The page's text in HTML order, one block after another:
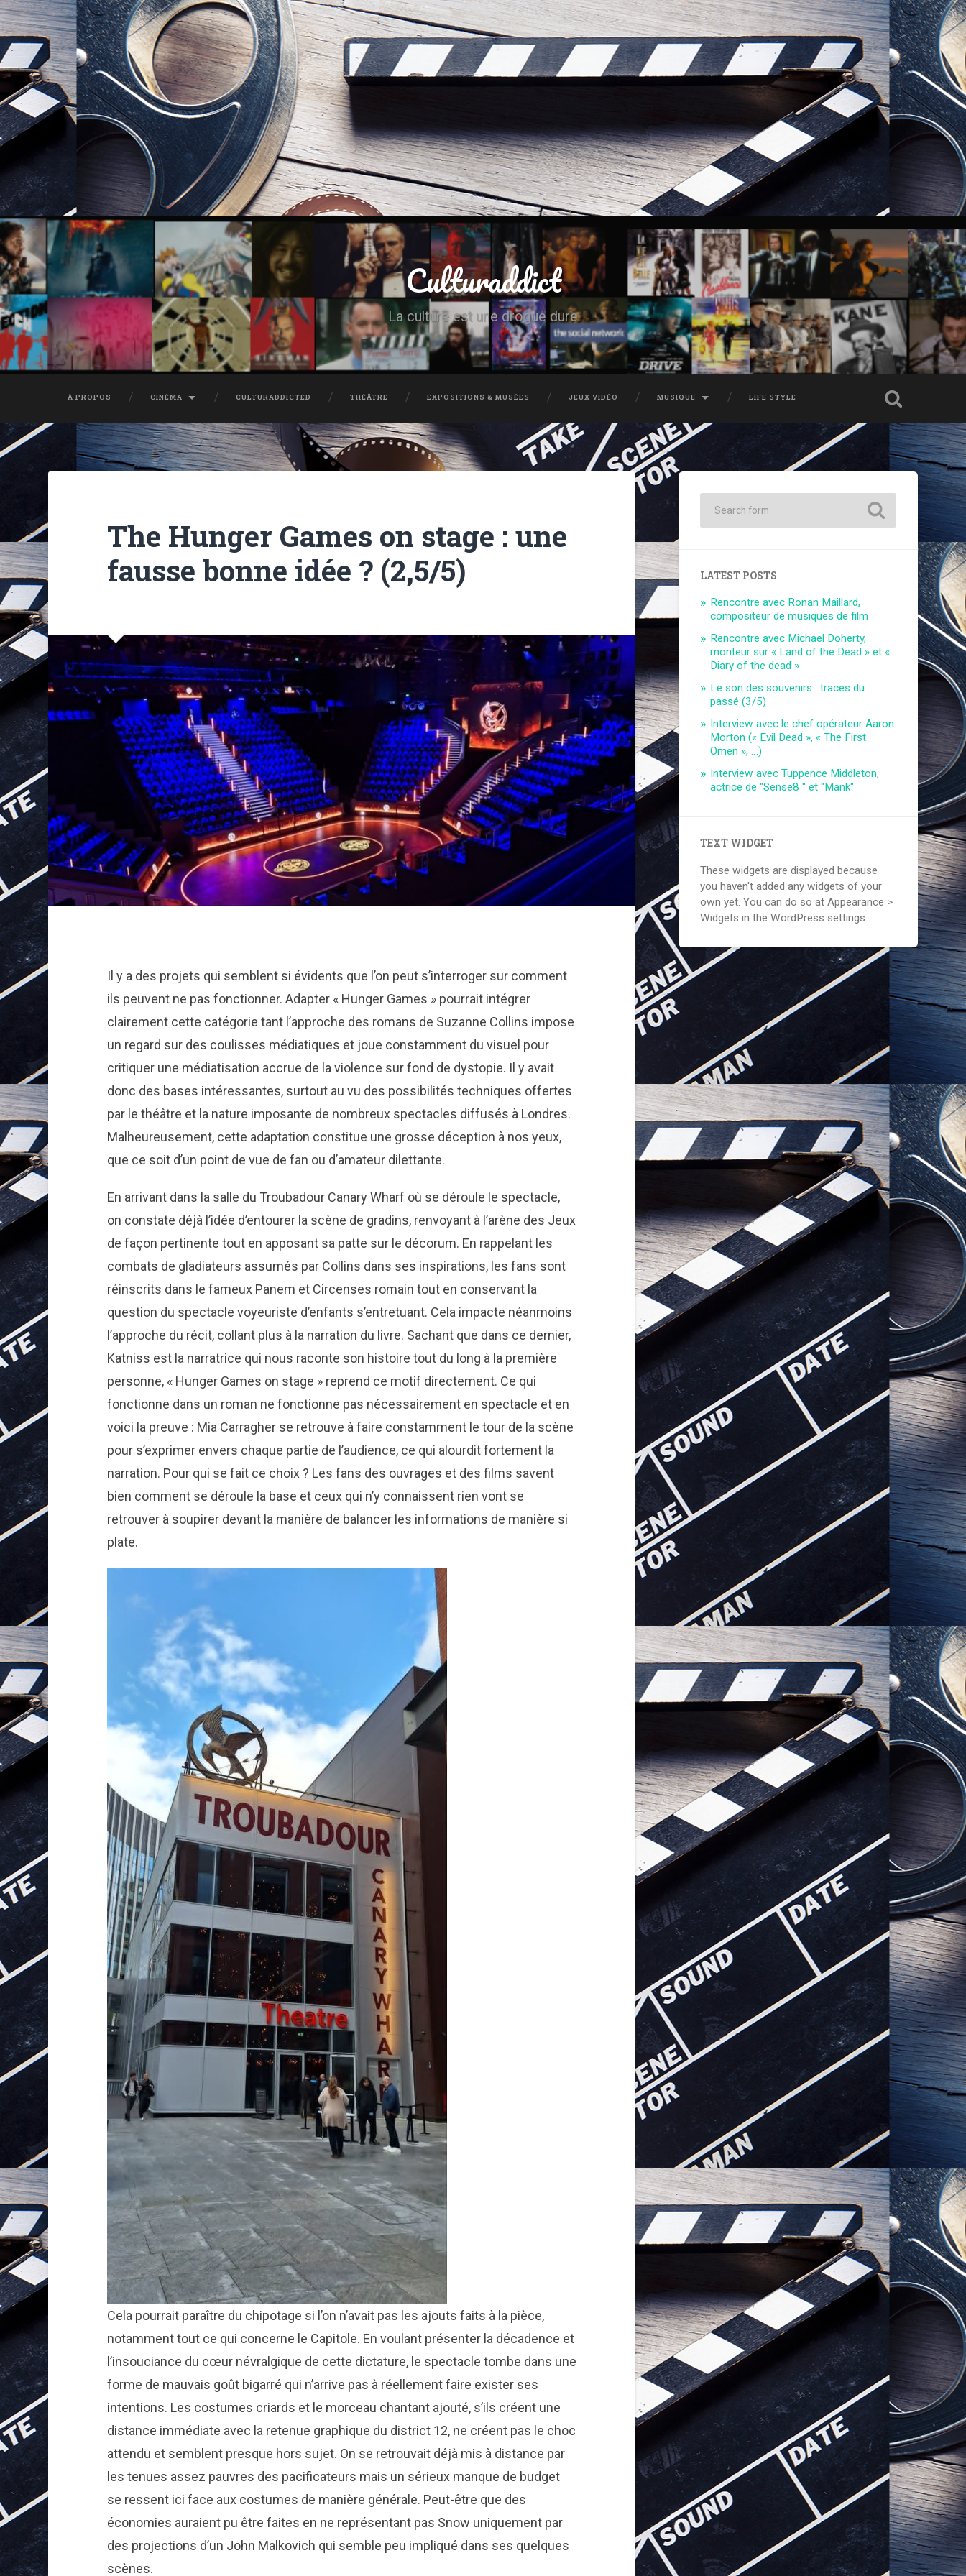
Culturaddict
La culture est une drogue dure
À PROPOS CINÉMA CULTURADDICTED THÉÂTRE EXPOSITIONS & MUSÉES JEUX VIDÉO MUSIQUE LIFE STYLE
The Hunger Games on stage : une
fausse bonne idée ? (2,5/5)
Il y a des projets qui semblent si évidents que l’on peut s’interroger sur comment
ils peuvent ne pas fonctionner. Adapter « Hunger Games » pourrait intégrer
clairement cette catégorie tant l’approche des romans de Suzanne Collins impose
un regard sur des coulisses médiatiques et joue constamment du visuel pour
critiquer une médiatisation accrue de la violence sur fond de dystopie. Il y avait
donc des bases intéressantes, surtout au vu des possibilités techniques offertes
par le théâtre et la nature imposante de nombreux spectacles diffusés à Londres.
Malheureusement, cette adaptation constitue une grosse déception à nos yeux,
que ce soit d’un point de vue de fan ou d’amateur dilettante.
En arrivant dans la salle du Troubadour Canary Wharf où se déroule le spectacle,
on constate déjà l’idée d’entourer la scène de gradins, renvoyant à l’arène des Jeux
de façon pertinente tout en apposant sa patte sur le décorum. En rappelant les
combats de gladiateurs assumés par Collins dans ses inspirations, les fans sont
réinscrits dans le fameux Panem et Circenses romain tout en conservant la
question du spectacle voyeuriste d’enfants s’entretuant. Cela impacte néanmoins
l’approche du récit, collant plus à la narration du livre. Sachant que dans ce dernier,
Katniss est la narratrice qui nous raconte son histoire tout du long à la première
personne, « Hunger Games on stage » reprend ce motif directement. Ce qui
fonctionne dans un roman ne fonctionne pas nécessairement en spectacle et en
voici la preuve : Mia Carragher se retrouve à faire constamment le tour de la scène
pour s’exprimer envers chaque partie de l’audience, ce qui alourdit fortement la
narration. Pour qui se fait ce choix ? Les fans des ouvrages et des films savent
bien comment se déroule la base et ceux qui n’y connaissent rien vont se
retrouver à soupirer devant la manière de balancer les informations de manière si
plate.
Cela pourrait paraître du chipotage si l’on n’avait pas les ajouts faits à la pièce,
notamment tout ce qui concerne le Capitole. En voulant présenter la décadence et
l’insouciance du cœur névralgique de cette dictature, le spectacle tombe dans une
forme de mauvais goût bigarré qui n’arrive pas à réellement faire exister ses
intentions. Les costumes criards et le morceau chantant ajouté, s’ils créent une
distance immédiate avec la retenue graphique du district 12, ne créent pas le choc
attendu et semblent presque hors sujet. On se retrouvait déjà mis à distance par
les tenues assez pauvres des pacificateurs mais un sérieux manque de budget
se ressent ici face aux costumes de manière générale. Peut-être que des
économies auraient pu être faites en ne représentant pas Snow uniquement par
des projections d’un John Malkovich qui semble peu impliqué dans ses quelques
scènes.
LATEST POSTS
Rencontre avec Ronan Maillard,
compositeur de musiques de film
Rencontre avec Michael Doherty,
monteur sur « Land of the Dead » et «
Diary of the dead »
Le son des souvenirs : traces du
passé (3/5)
Interview avec le chef opérateur Aaron
Morton (« Evil Dead », « The First
Omen », …)
Interview avec Tuppence Middleton,
actrice de "Sense8 " et "Mank"
TEXT WIDGET
These widgets are displayed because
you haven't added any widgets of your
own yet. You can do so at Appearance >
Widgets in the WordPress settings.